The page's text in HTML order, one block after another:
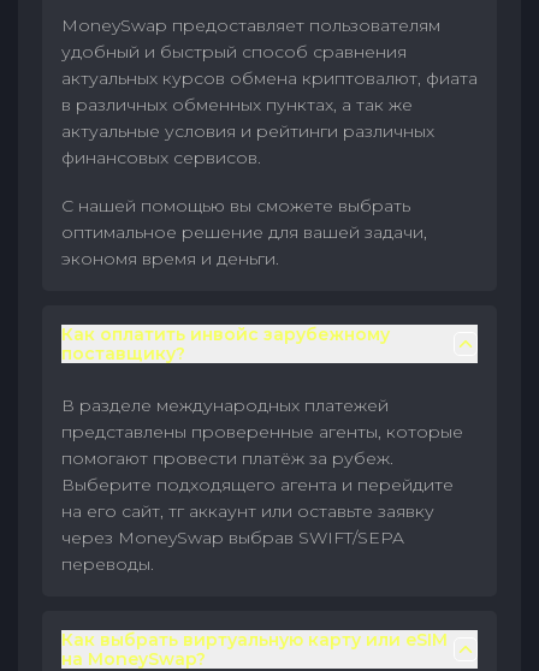
MoneySwap предоставляет пользователям
удобный и быстрый способ сравнения
актуальных курсов обмена криптовалют, фиата
в различных обменных пунктах, а так же
актуальные условия и рейтинги различных
финансовых сервисов.
С нашей помощью вы сможете выбрать
оптимальное решение для вашей задачи,
экономя время и деньги.
Как оплатить инвойс зарубежному
поставщику?
В разделе международных платежей
представлены проверенные агенты, которые
помогают провести платёж за рубеж.
Выберите подходящего агента и перейдите
на его сайт, тг аккаунт или оставьте заявку
через MoneySwap выбрав SWIFT/SEPA
переводы.
Как выбрать виртуальную карту или eSIM
на MoneySwap?